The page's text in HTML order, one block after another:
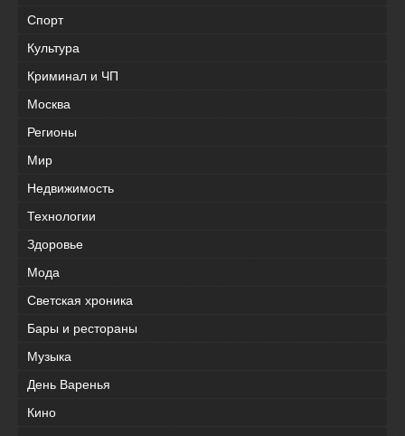
Спорт
Культура
Криминал и ЧП
Москва
Регионы
Мир
Недвижимость
Технологии
Здоровье
Мода
Светская хроника
Бары и рестораны
Музыка
День Варенья
Кино